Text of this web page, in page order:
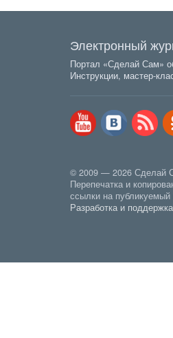
Электронный
Портал «Сделай Сам»
Инструкции, мастер-
© 2009 — 2026 Сделай
Перепечатка и
ссылки на публикуемый
Разработка и